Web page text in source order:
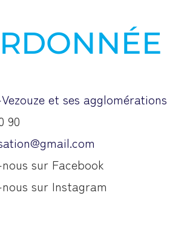
et ses agglomérations
90
sur Facebook
sur Instagram